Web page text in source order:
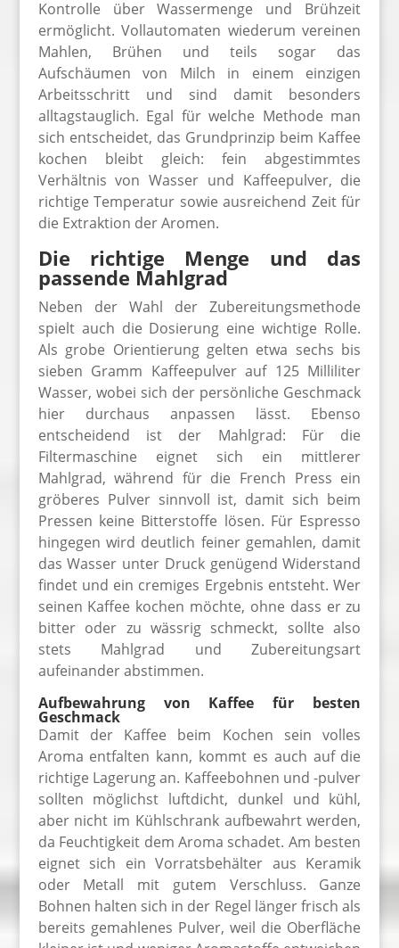
Kontrolle über Wassermenge und Brühzeit
ermöglicht. Vollautomaten wiederum vereinen
Mahlen, Brühen und teils sogar das
Aufschäumen von Milch in einem einzigen
Arbeitsschritt und sind damit besonders
alltagstauglich. Egal für welche Methode man
sich entscheidet, das Grundprinzip beim Kaffee
kochen bleibt gleich: fein abgestimmtes
Verhältnis von Wasser und Kaffeepulver, die
richtige Temperatur sowie ausreichend Zeit für
die Extraktion der Aromen.
Die richtige Menge und das
passende Mahlgrad
Neben der Wahl der Zubereitungsmethode
spielt auch die Dosierung eine wichtige Rolle.
Als grobe Orientierung gelten etwa sechs bis
sieben Gramm Kaffeepulver auf 125 Milliliter
Wasser, wobei sich der persönliche Geschmack
hier durchaus anpassen lässt. Ebenso
entscheidend ist der Mahlgrad: Für die
Filtermaschine eignet sich ein mittlerer
Mahlgrad, während für die French Press ein
gröberes Pulver sinnvoll ist, damit sich beim
Pressen keine Bitterstoffe lösen. Für Espresso
hingegen wird deutlich feiner gemahlen, damit
das Wasser unter Druck genügend Widerstand
findet und ein cremiges Ergebnis entsteht. Wer
seinen Kaffee kochen möchte, ohne dass er zu
bitter oder zu wässrig schmeckt, sollte also
stets Mahlgrad und Zubereitungsart
aufeinander abstimmen.
Aufbewahrung von Kaffee für besten
Geschmack
Damit der Kaffee beim Kochen sein volles
Aroma entfalten kann, kommt es auch auf die
richtige Lagerung an. Kaffeebohnen und -pulver
sollten möglichst luftdicht, dunkel und kühl,
aber nicht im Kühlschrank aufbewahrt werden,
da Feuchtigkeit dem Aroma schadet. Am besten
eignet sich ein Vorratsbehälter aus Keramik
oder Metall mit gutem Verschluss. Ganze
Bohnen halten sich in der Regel länger frisch als
bereits gemahlenes Pulver, weil die Oberfläche